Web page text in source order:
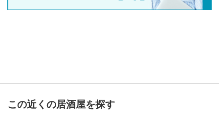
この近くの居酒屋を探す